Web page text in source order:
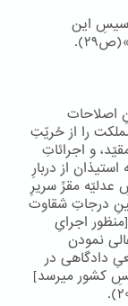
این
اصلاحات
را از حُریّتِ
و اجرائاتِ
از دربارِ
مقرِّ سریرِ
درجاتِ شقاوت
اجرایِ
نمودن
دادگاهی در
کشور میرسد]